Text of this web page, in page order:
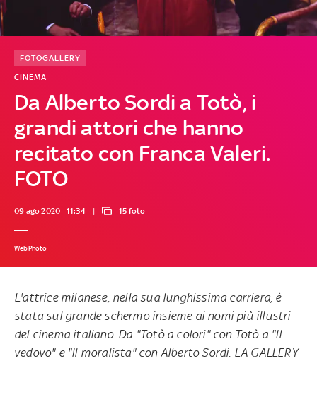
Da Alberto Sordi a Totò, i
grandi attori che hanno
recitato con Franca Valeri.
FOTO
CINEMA
FOTOGALLERY
09 ago 2020 - 11:34 15 foto
WebPhoto
L'attrice milanese, nella sua lunghissima carriera, è
stata sul grande schermo insieme ai nomi più illustri
del cinema italiano. Da "Totò a colori" con Totò a "Il
vedovo" e "Il moralista" con Alberto Sordi. LA GALLERY